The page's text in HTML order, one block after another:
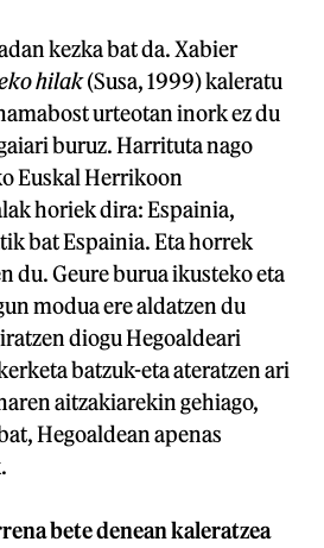
kezka bat da. Xabier
hilak(Susa, 1999) kaleratu
urteotan inork ez du
buruz. Harrituta nago
Euskal Herrikoon
horiek dira: Espainia,
bat Espainia. Eta horrek
du. Geure burua ikusteko eta
modua ere aldatzen du
diogu Hegoaldeari
batzuk-eta ateratzen ari
aitzakiarekin gehiago,
Hegoaldean apenas
bete denean kaleratzea